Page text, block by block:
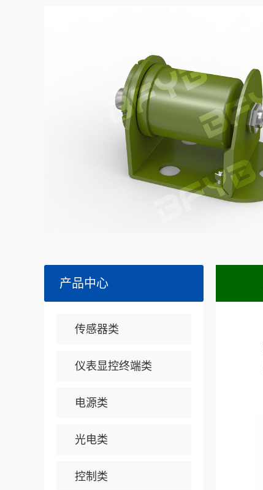
产品中心
传感器类
仪表显控终端类
电源类
光电类
控制类